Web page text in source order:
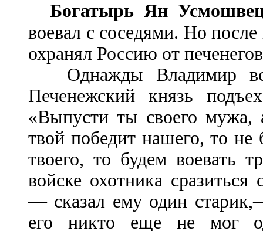
Богатырь Ян
воевал с соседями. Но
охранял Россию от
Однажды Владимир
Печенежский князь
«Выпусти ты своего мужа,
твой победит нашего, то не
твоего, то будем воевать
войске охотника
— сказал ему один
его никто еще не мог